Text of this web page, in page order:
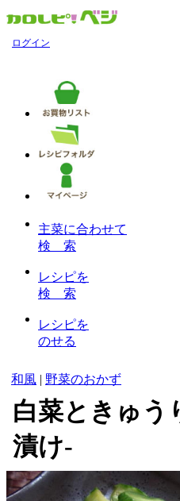
ログイン
主菜に合わせて
検 索
レシピを
検 索
レシピを
のせる
和風 | 野菜のおかず
白菜ときゅう
漬け-